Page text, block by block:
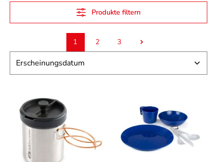
Produkte filtern
Seite
1 Seite
2 Seite
3